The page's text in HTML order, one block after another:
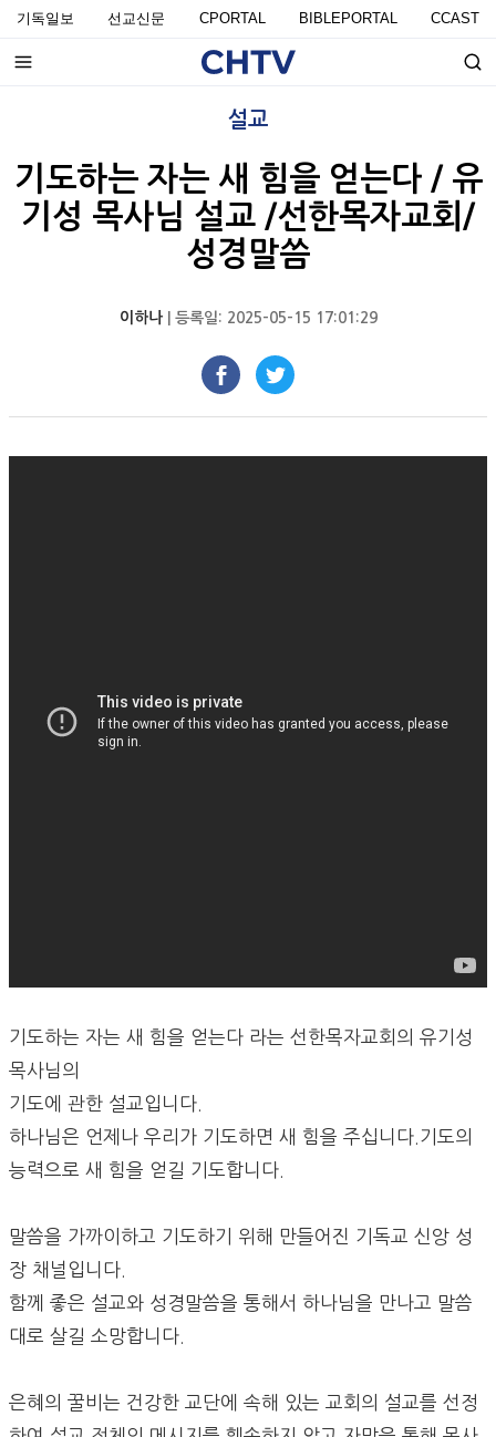
기독일보 선교신문 CPORTAL BIBLEPORTAL CCAST
설교
기도하는 자는 새 힘을 얻는다 / 유
기성 목사님 설교 /선한목자교회/
성경말씀
이하나| 등록일: 2025-05-15 17:01:29
기도하는 자는 새 힘을 얻는다 라는 선한목자교회의 유기성
목사님의
기도에 관한 설교입니다.
하나님은 언제나 우리가 기도하면 새 힘을 주십니다.기도의
능력으로 새 힘을 얻길 기도합니다.
말씀을 가까이하고 기도하기 위해 만들어진 기독교 신앙 성
장 채널입니다.
함께 좋은 설교와 성경말씀을 통해서 하나님을 만나고 말씀
대로 살길 소망합니다.
은혜의 꿀비는 건강한 교단에 속해 있는 교회의 설교를 선정